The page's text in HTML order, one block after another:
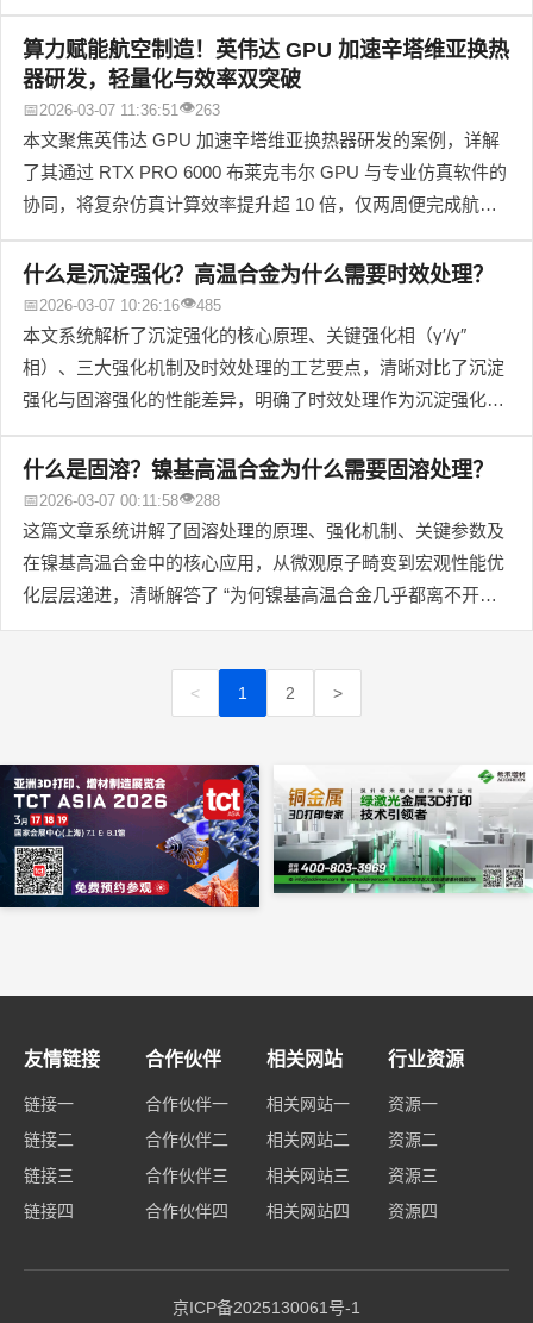
等合金元素，形成耐蚀、强度、高温性能的差异化表现，适配
不同工况需求。文中逐一详解 10 款 316 体系牌号的核心特
征、性能优势与典型应用，剖析体系多牌号的核心成因，并针
对 SLM/DED 主流增材工艺，结合工况需求给出清晰的牌号选
择指南，同时明确增材制造中的粉末管控、工艺优化与后处理
关键要点。此外，特别说明增材制造用 316L 不锈钢粉末与传
统 316L 牌号成分高度一致，仅针对增材工艺特性新增氮、氧
元素的精准管控要求，为金属增材制造领域从业人员提供专
业、实用的选材与应用参考。
算力赋能航空制造！英伟达 GPU 加速辛塔维亚换热
器研发，轻量化与效率双突破
📅2026-03-07 11:36:51 👁263
本文聚焦英伟达 GPU 加速辛塔维亚换热器研发的案例，详解
了其通过 RTX PRO 6000 布莱克韦尔 GPU 与专业仿真软件的
协同，将复杂仿真计算效率提升超 10 倍，仅两周便完成航空
级换热器研发；同时依托增材制造实现 30% 轻量化与 20% 热
效率提升，充分展现算力赋能航空制造、推动高端零部件向轻
量化与高效化升级的行业价值。
什么是沉淀强化？高温合金为什么需要时效处理？
📅2026-03-07 10:26:16👁485
本文系统解析了沉淀强化的核心原理、关键强化相（γ′/γ″
相）、三大强化机制及时效处理的工艺要点，清晰对比了沉淀
强化与固溶强化的性能差异，明确了时效处理作为沉淀强化核
心工序的必要性，是增材制造及高温合金领域从业者理解高温
高强度部件材料设计、把控热处理工艺的重要参考。
什么是固溶？镍基高温合金为什么需要固溶处理？
📅2026-03-07 00:11:58👁288
这篇文章系统讲解了固溶处理的原理、强化机制、关键参数及
在镍基高温合金中的核心应用，从微观原子畸变到宏观性能优
化层层递进，清晰解答了 “为何镍基高温合金几乎都离不开固
溶处理” 这一核心问题，是增材制造及高温合金领域从业者理
< 1 2 >
友情链接
链接一
链接二
链接三
链接四
合作伙伴
合作伙伴一
合作伙伴二
合作伙伴三
合作伙伴四
相关网站
相关网站一
相关网站二
相关网站三
相关网站四
行业资源
资源一
资源二
资源三
资源四
京ICP备2025130061号-1